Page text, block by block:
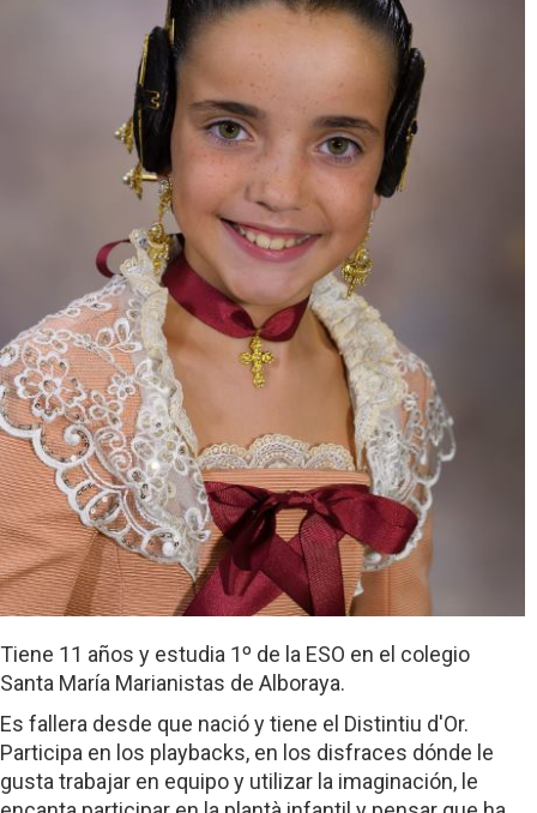
Tiene 11 años y estudia 1º de la ESO en el colegio
Santa María Marianistas de Alboraya.
Es fallera desde que nació y tiene el Distintiu d'Or.
Participa en los playbacks, en los disfraces dónde le
gusta trabajar en equipo y utilizar la imaginación, le